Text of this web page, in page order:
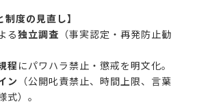
制度の見直し】
る独立調査 （事実認定・再発防止勧
程にパワハラ禁止・懲戒を明文化。
ン （公開叱責禁止、時間上限、言葉
）。